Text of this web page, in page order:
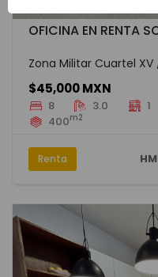
OFICINA EN RENTA
Zona Militar Cuartel XV
$45,000 MXN
8 3.0 1
400m2
Renta